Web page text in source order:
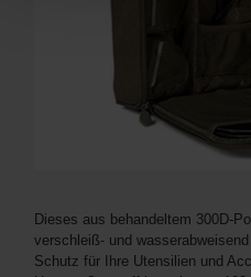
Dieses aus behandeltem 300D-
verschleiß- und
Schutz für Ihre Utensilien und